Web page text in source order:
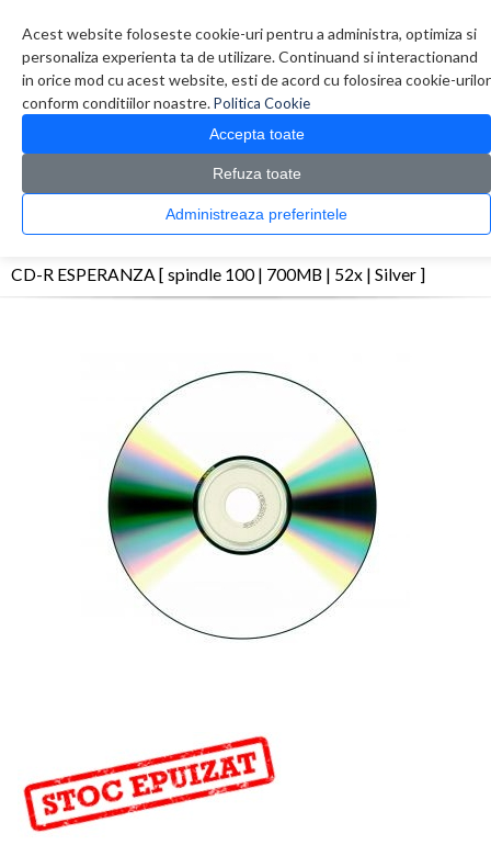
Acest website foloseste cookie-uri pentru a administra, optimiza si
personaliza experienta ta de utilizare. Continuand si interactionand
in orice mod cu acest website, esti de acord cu folosirea cookie-urilor
conform conditiilor noastre.Politica Cookie
Accepta toate
Refuza toate
Administreaza preferintele
0 produs(e)
CATALOG PRODUSE
Consumabile optice > CD-R ESPERANZA [ spindle 100 |
CD-R ESPERANZA [ spindle 100 | 700MB | 52x | Silver ]